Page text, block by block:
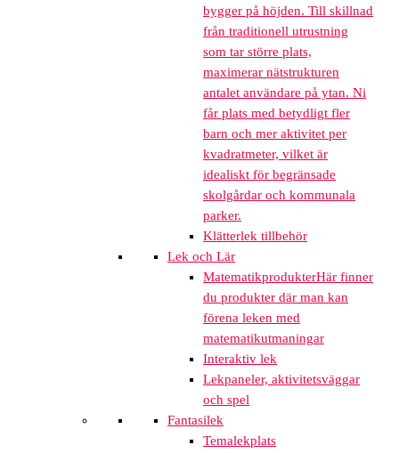
bygger på höjden. Till skillnad
från traditionell utrustning
som tar större plats,
maximerar nätstrukturen
antalet användare på ytan. Ni
får plats med betydligt fler
barn och mer aktivitet per
kvadratmeter, vilket är
idealiskt för begränsade
skolgårdar och kommunala
parker.
Klätterlek tillbehör
Lek och Lär
MatematikprodukterHär finner
du produkter där man kan
förena leken med
matematikutmaningar
Interaktiv lek
Lekpaneler, aktivitetsväggar
och spel
Fantasilek
Temalekplats